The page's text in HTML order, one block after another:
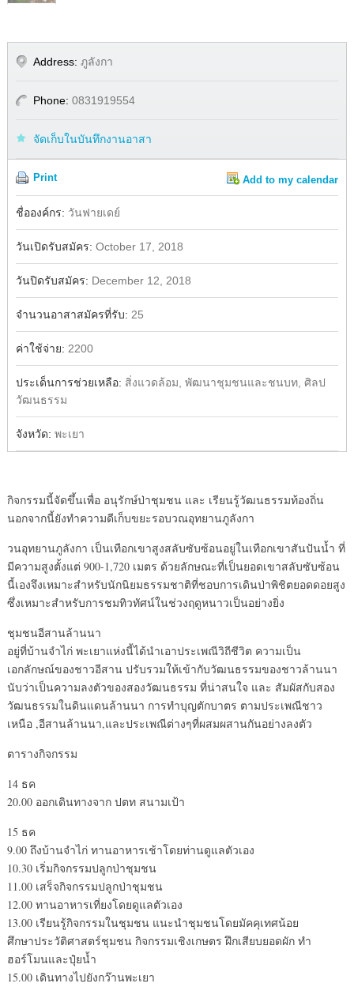
Address: ภูลังกา
Phone: 0831919554
จัดเก็บในบันทึกงานอาสา
Print Add to my calendar
Facebook
ชื่อองค์กร: วันฟายเดย์
วันเปิดรับสมัคร: October 17, 2018
วันปิดรับสมัคร: December 12, 2018
จำนวนอาสาสมัครที่รับ: 25
ค่าใช้จ่าย: 2200
ประเด็นการช่วยเหลือ: สิ่งแวดล้อม, พัฒนาชุมชนและชนบท, ศิลป
วัฒนธรรม
จังหวัด: พะเยา
กิจกรรมนี้จัดขึ้นเพื่อ อนุรักษ์ป่าชุมชน และ เรียนรู้วัฒนธรรมท้องถิ่น
นอกจากนี้ยังทำความดีเก็บขยะรอบวณอุทยานภูลังกา
วนอุทยานภูลังกา เป็นเทือกเขาสูงสลับซับซ้อนอยู่ในเทือกเขาสันปันน้ำ ที่
มีความสูงตั้งแต่ 900-1,720 เมตร ด้วยลักษณะที่เป็นยอดเขาสลับซับซ้อน
นี้เองจึงเหมาะสำหรับนักนิยมธรรมชาติที่ชอบการเดินป่าพิชิตยอดดอยสูง
ซึ่งเหมาะสำหรับการชมทิวทัศน์ในช่วงฤดูหนาวเป็นอย่างยิ่ง
ชุมชนอีสานล้านนา
อยู่ที่บ้านจำไก่ พะเยาแห่งนี้ได้นำเอาประเพณีวิถีชีวิต ความเป็น
เอกลักษณ์ของชาวอีสาน ปรับรวมให้เข้ากับวัฒนธรรมของชาวล้านนา
นับว่าเป็นความลงตัวของสองวัฒนธรรม ที่น่าสนใจ และ สัมผัสกับสอง
วัฒนธรรมในดินแดนล้านนา การทำบุญตักบาตร ตามประเพณีชาว
เหนือ ,อีสานล้านนา,และประเพณีต่างๆที่ผสมผสานกันอย่างลงตัว
ตารางกิจกรรม
14 ธค
20.00 ออกเดินทางจาก ปตท สนามเป้า
15 ธค
9.00 ถึงบ้านจำไก่ ทานอาหารเช้าโดยท่านดูแลตัวเอง
10.30 เริ่มกิจกรรมปลูกป่าชุมชน
11.00 เสร็จกิจกรรมปลูกป่าชุมชน
12.00 ทานอาหารเที่ยงโดยดูแลตัวเอง
13.00 เรียนรู้กิจกรรมในชุมชน แนะนำชุมชนโดยมัคคุเทศน้อย
ศึกษาประวัติศาสตร์ชุมชน กิจกรรมเชิงเกษตร ฝึกเสียบยอดผัก ทำ
ฮอร์โมนและปุ๋ยน้ำ
15.00 เดินทางไปยังกว๊านพะเยา